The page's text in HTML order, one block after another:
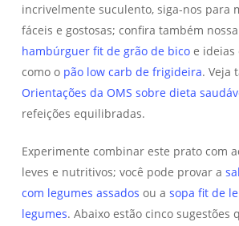
incrivelmente suculento, siga-nos para
fáceis e gostosas; confira também
hambúrguer fit de grão de bicoe ideias
como o pão low carb de frigideira. Veja
Orientações da OMS sobre dieta
refeições equilibradas.
Experimente combinar este prato com
leves e nutritivos; você pode provar a
com legumes assados ou a sopa fit de
legumes. Abaixo estão cinco sugestões